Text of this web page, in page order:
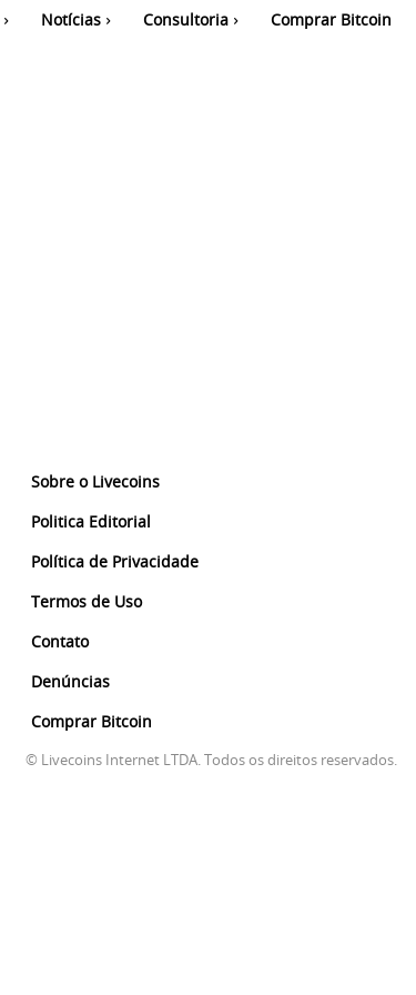
Notícias Consultoria Comprar Bitcoin
Sobre o Livecoins
Politica Editorial
Política de Privacidade
Termos de Uso
Contato
Denúncias
Comprar Bitcoin
© Livecoins Internet LTDA. Todos os direitos reservados.